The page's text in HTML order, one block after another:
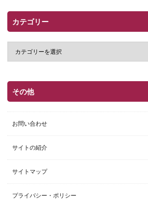
カテゴリー
その他
お問い合わせ
サイトの紹介
サイトマップ
プライバシー・ポリシー